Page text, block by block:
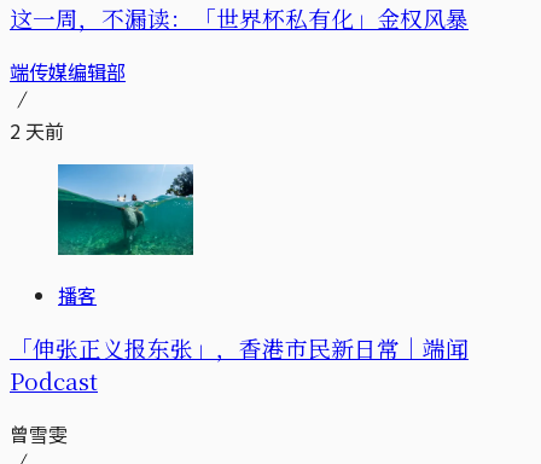
这一周，不漏读：「世界杯私有化」金权风暴
端传媒编辑部
2 天前
播客
「伸张正义报东张」，香港市民新日常｜端闻
Podcast
曾雪雯